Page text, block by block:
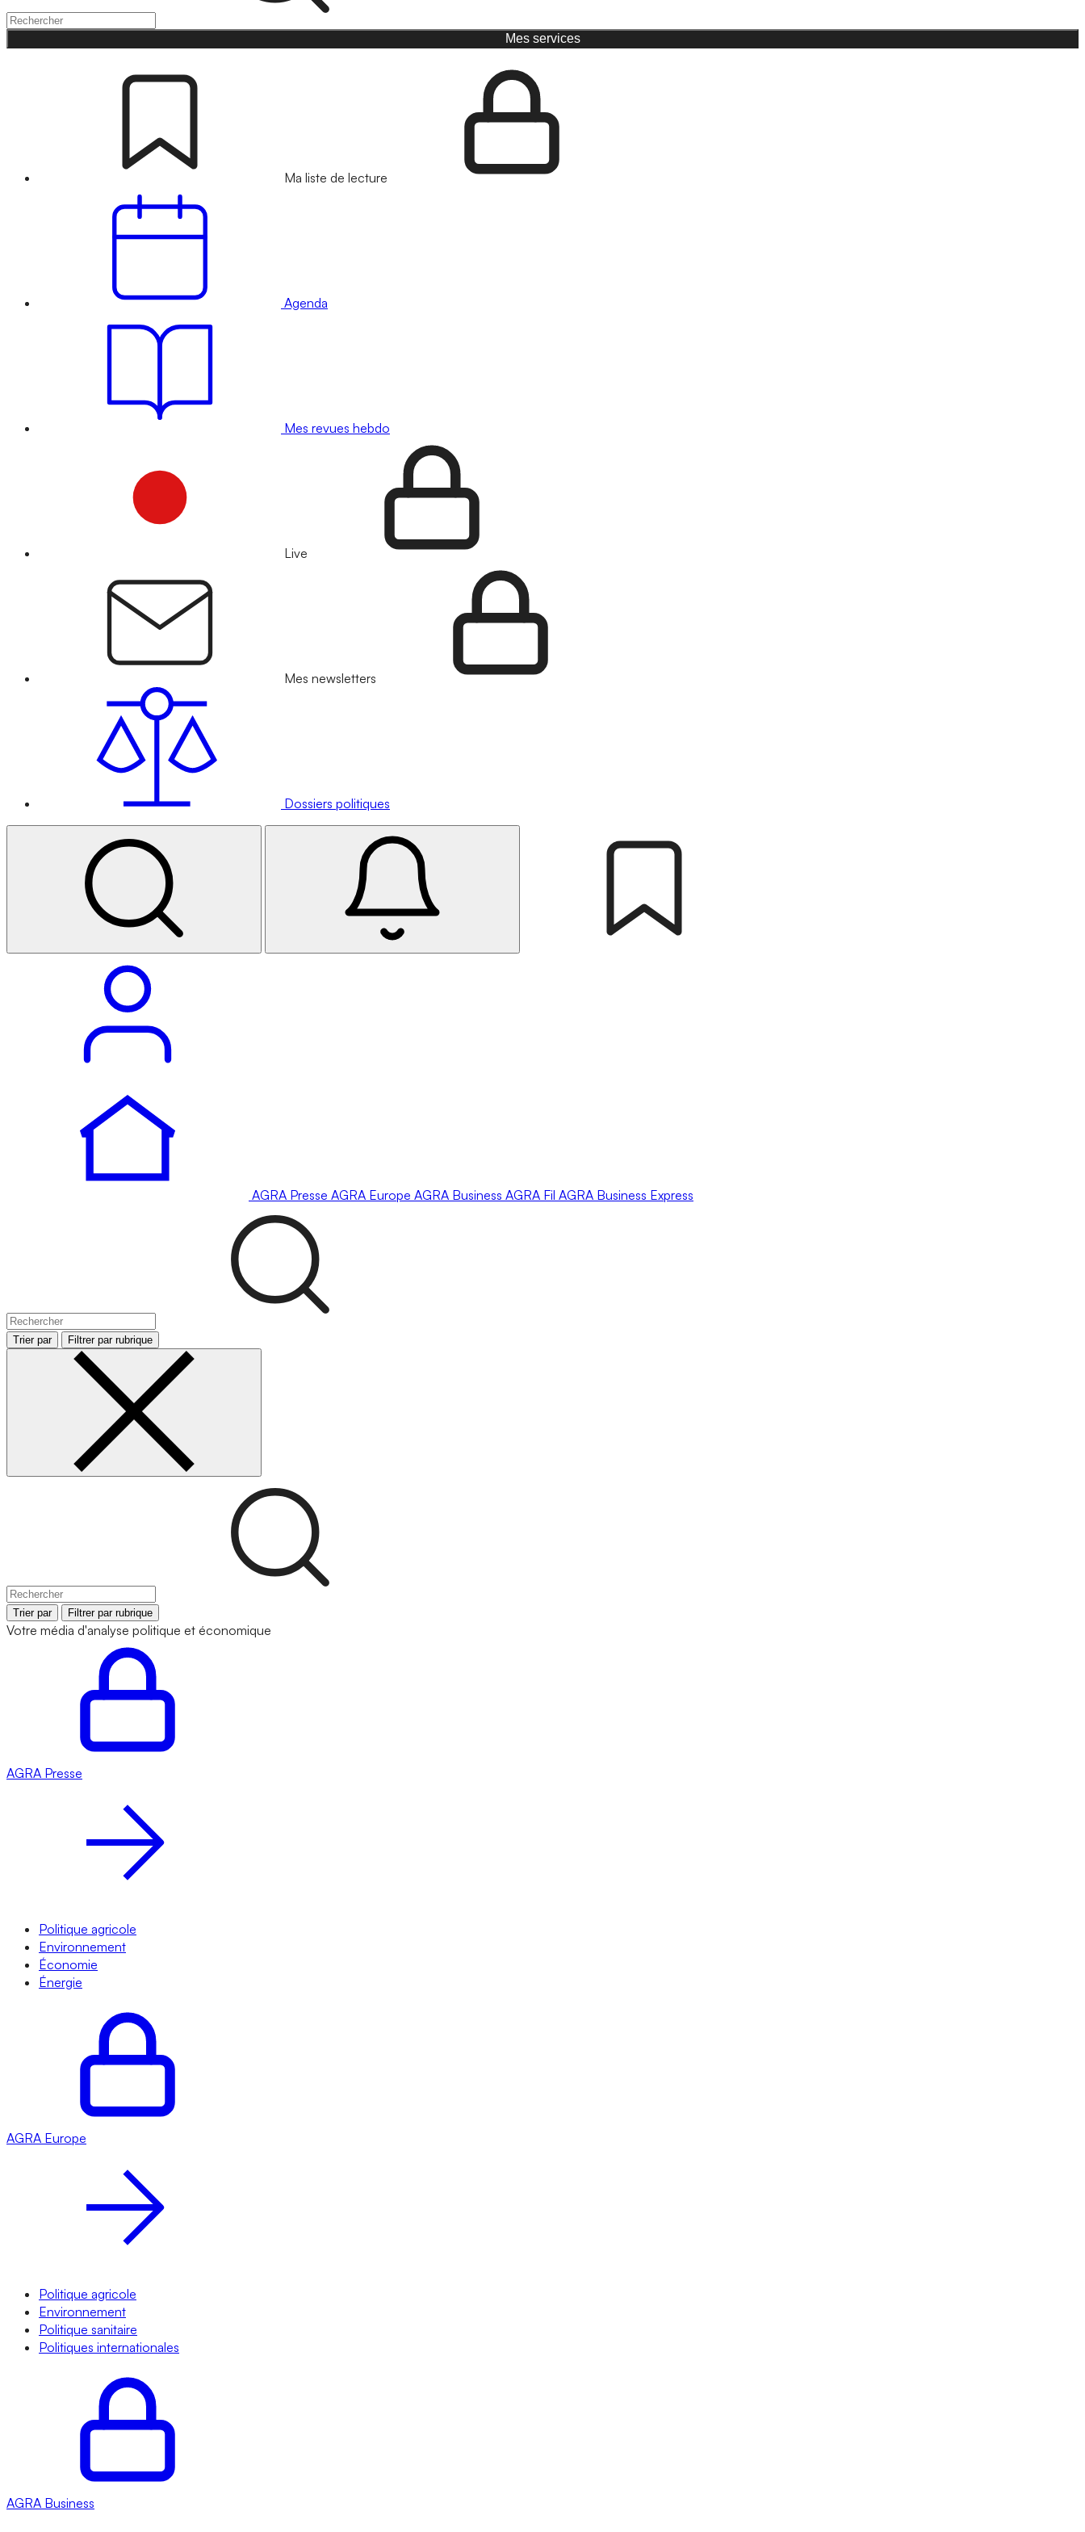
Mes services
Ma liste de lecture
Agenda
Mes revues hebdo
Live
Mes newsletters
Dossiers politiques
AGRA Presse AGRA Europe AGRA Business AGRA Fil AGRA Business Express
Trier par Filtrer par rubrique
Trier par Filtrer par rubrique
Votre média d'analyse politique et économique
AGRA Presse
Politique agricole
Environnement
Économie
Énergie
AGRA Europe
Politique agricole
Environnement
Politique sanitaire
Politiques internationales
AGRA Business